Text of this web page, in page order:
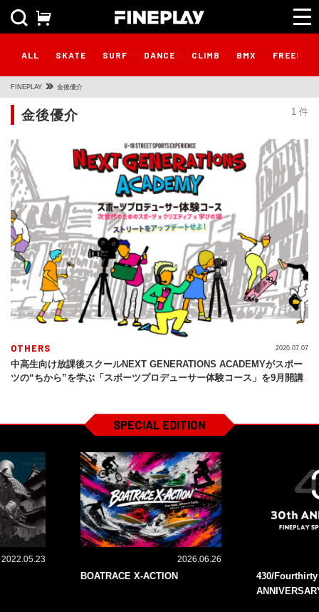
ALL SKATE SURF DANCE CLIMB BMX
FINEPLAY 金後優介
1 件
金後優介
OTHERS
中高生向け放課後スクールNEXT GENERATIONS ACADEMYがスポー
ツの“ちから”を学ぶ「スポーツプロデューサー体験コース」を9月開講
2020.07.07
SPECIAL EDITION
2022.05.23 2026.06.26
BOATRACE X-ACTION
430/